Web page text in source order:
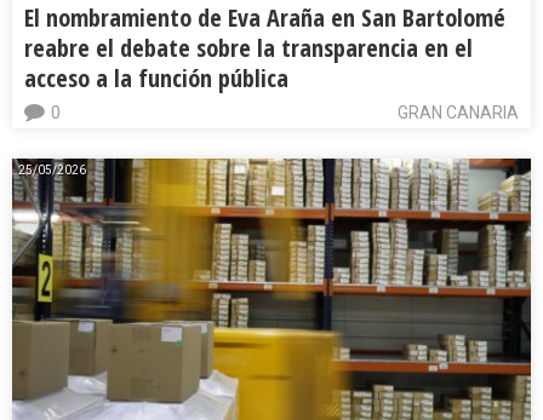
El nombramiento de Eva Araña en San Bartolomé
reabre el debate sobre la transparencia en el
acceso a la función pública
GRAN CANARIA
0
25/05/2026